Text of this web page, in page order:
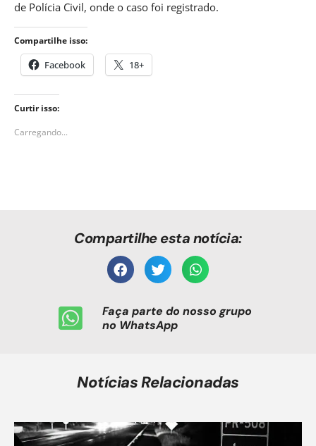
de Polícia Civil, onde o caso foi registrado.
Compartilhe isso:
Facebook 18+
Curtir isso:
Carregando...
Compartilhe esta notícia:
Faça parte do nosso grupo
no WhatsApp
Notícias Relacionadas